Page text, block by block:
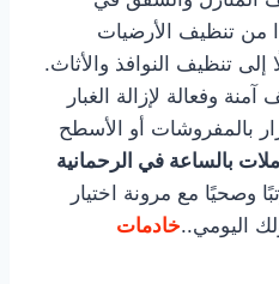
من تنظيف الأرضيات
تنظيف النوافذ والأثاث.
وفعالة لإزالة الغبار
بالمفروشات أو الأسطح
بالساعة في الرحمانية
وصحيًا مع مرونة اختيار
اليومي..خادمات